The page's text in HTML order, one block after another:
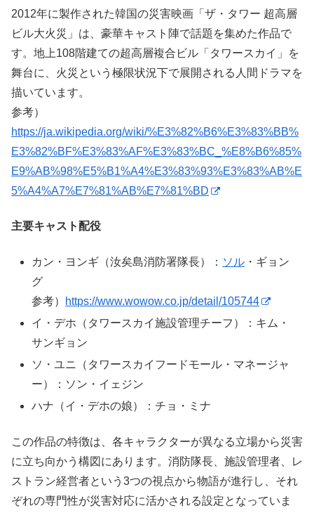
2012年に製作された韓国の災害映画「ザ・タワー 超高層
ビル大火災」は、豪華キャスト陣で話題を集めた作品で
す。地上108階建ての超高層複合ビル「タワースカイ」を
舞台に、火災という極限状況下で展開される人間ドラマを
描いています。
参考）
https://ja.wikipedia.org/wiki/%E3%82%B6%E3%83%BB%
E3%82%BF%E3%83%AF%E3%83%BC_%E8%B6%85%
E9%AB%98%E5%B1%A4%E3%83%93%E3%83%AB%E
5%A4%A7%E7%81%AB%E7%81%BD
主要キャスト配役
カン・ヨンギ（汝矣島消防署隊長）： ソル ・ギョン
グ
参考）
https://www.wowow.co.jp/detail/105744
イ・デホ（タワースカイ施設管理チーフ）：キム・
サンギョン
ソ・ユニ（タワースカイフードモール・マネージャ
ー）：ソン・イェジン
ハナ（イ・デホの娘）：チョ・ミナ
この作品の特徴は、各キャラクターが異なる立場から災害
に立ち向かう構図にあります。消防隊長、施設管理者、レ
ストラン経営者という3つの視点から物語が進行し、それ
ぞれの専門性が災害対応に活かされる設定となっていま